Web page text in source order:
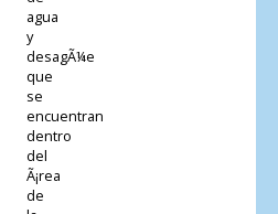
agua
y
desagÃ¼e
que
se
encuentran
dentro
del
Ã¡rea
de